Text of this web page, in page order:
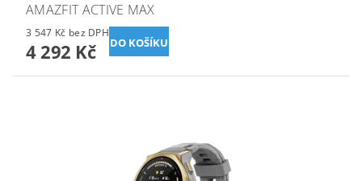
AMAZFIT ACTIVE MAX
3 547 Kč bez DPH
4 292 Kč